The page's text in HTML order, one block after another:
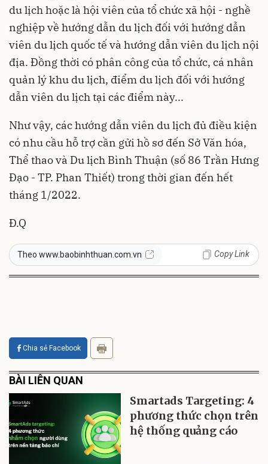
du lịch hoặc là hội viên của tổ chức xã hội - nghề
nghiệp về hướng dẫn du lịch đối với hướng dẫn
viên du lịch quốc tế và hướng dẫn viên du lịch nội
địa. Đồng thời có phân công của tổ chức, cá nhân
quản lý khu du lịch, điểm du lịch đối với hướng
dẫn viên du lịch tại các điểm này...
Như vậy, các hướng dẫn viên du lịch đủ điều kiện
có nhu cầu hỗ trợ cần gửi hồ sơ đến Sở Văn hóa,
Thể thao và Du lịch Bình Thuận (số 86 Trần Hưng
Đạo - TP. Phan Thiết) trong thời gian đến hết
tháng 1/2022.
Đ.Q
Theo www.baobinhthuan.com.vn Copy Link
Chia sẻ Facebook
BÀI LIÊN QUAN
Smartads Targeting: 4
phương thức chọn trên
hệ thống quảng cáo